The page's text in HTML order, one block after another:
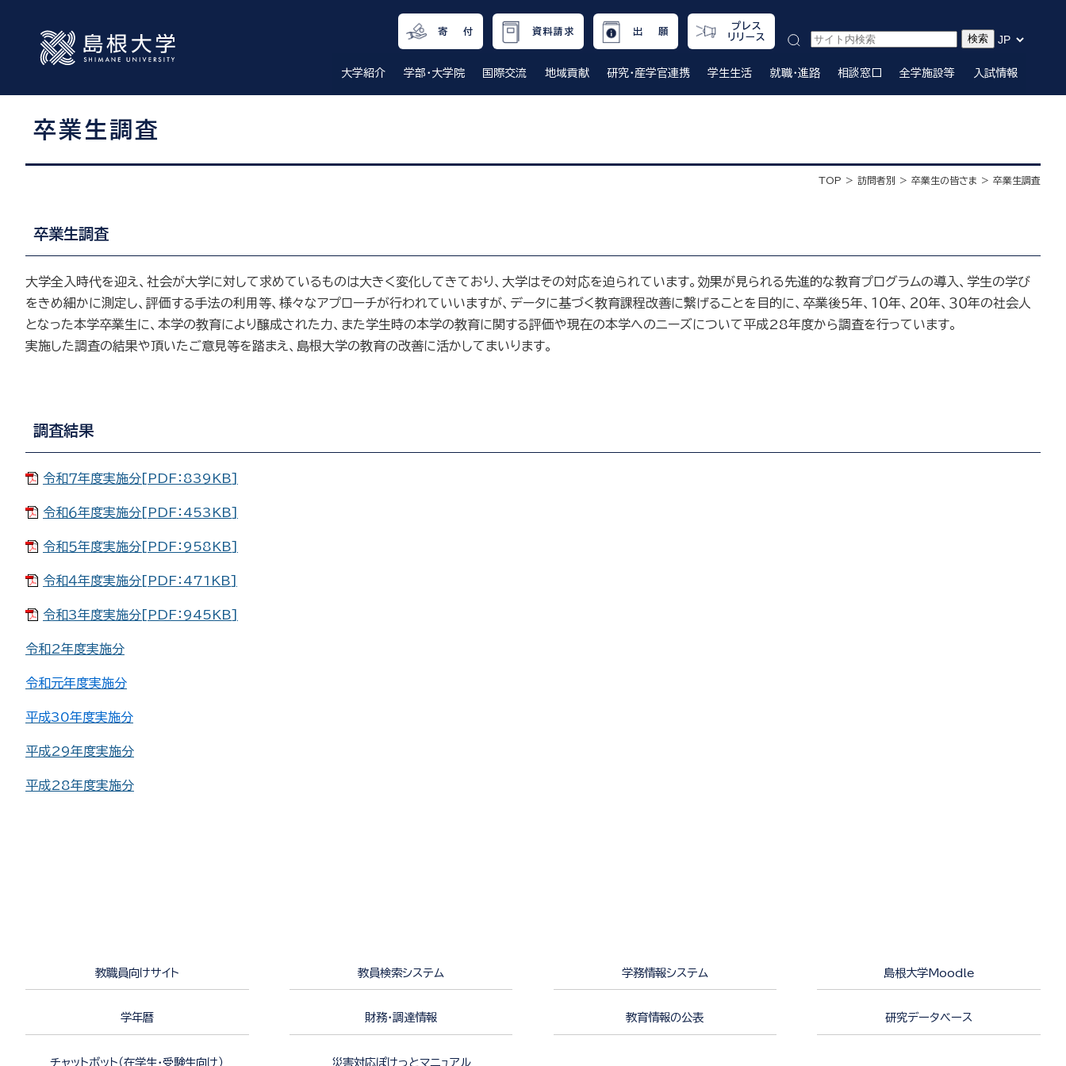
寄 付 資料請求 出 願
プレス
リリース
大学紹介 学部・大学院 国際交流 地域貢献 研究・産学官連携 学生生活 就職・進路 相談窓口 全学施設等 入試情報
卒業生調査
TOP 訪問者別 卒業生の皆さま 卒業生調査
卒業生調査
大学全入時代を迎え、社会が大学に対して求めているものは大きく変化してきており、大学はその対応を迫られています。効果が見られる先進的な教育プログラムの導入、学生の学び
をきめ細かに測定し、評価する手法の利用等、様々なアプローチが行われていいますが、データに基づく教育課程改善に繋げることを目的に、卒業後５年、１０年、２０年、３０年の社会人
となった本学卒業生に、本学の教育により醸成された力、また学生時の本学の教育に関する評価や現在の本学へのニーズについて平成28年度から調査を行っています。
実施した調査の結果や頂いたご意見等を踏まえ、島根大学の教育の改善に活かしてまいります。
調査結果
令和７年度実施分[PDF：839KB]
令和６年度実施分[PDF：453KB]
令和５年度実施分[PDF：958KB]
令和４年度実施分[PDF：471KB]
令和3年度実施分[PDF：945KB]
令和2年度実施分
令和元年度実施分
平成30年度実施分
平成29年度実施分
平成28年度実施分
教職員向けサイト 教員検索システム 学務情報システム 島根大学Moodle
学年暦 財務・調達情報 教育情報の公表 研究データベース
チャットボット（在学生・受験生向け） 災害対応ぽけっとマニュアル